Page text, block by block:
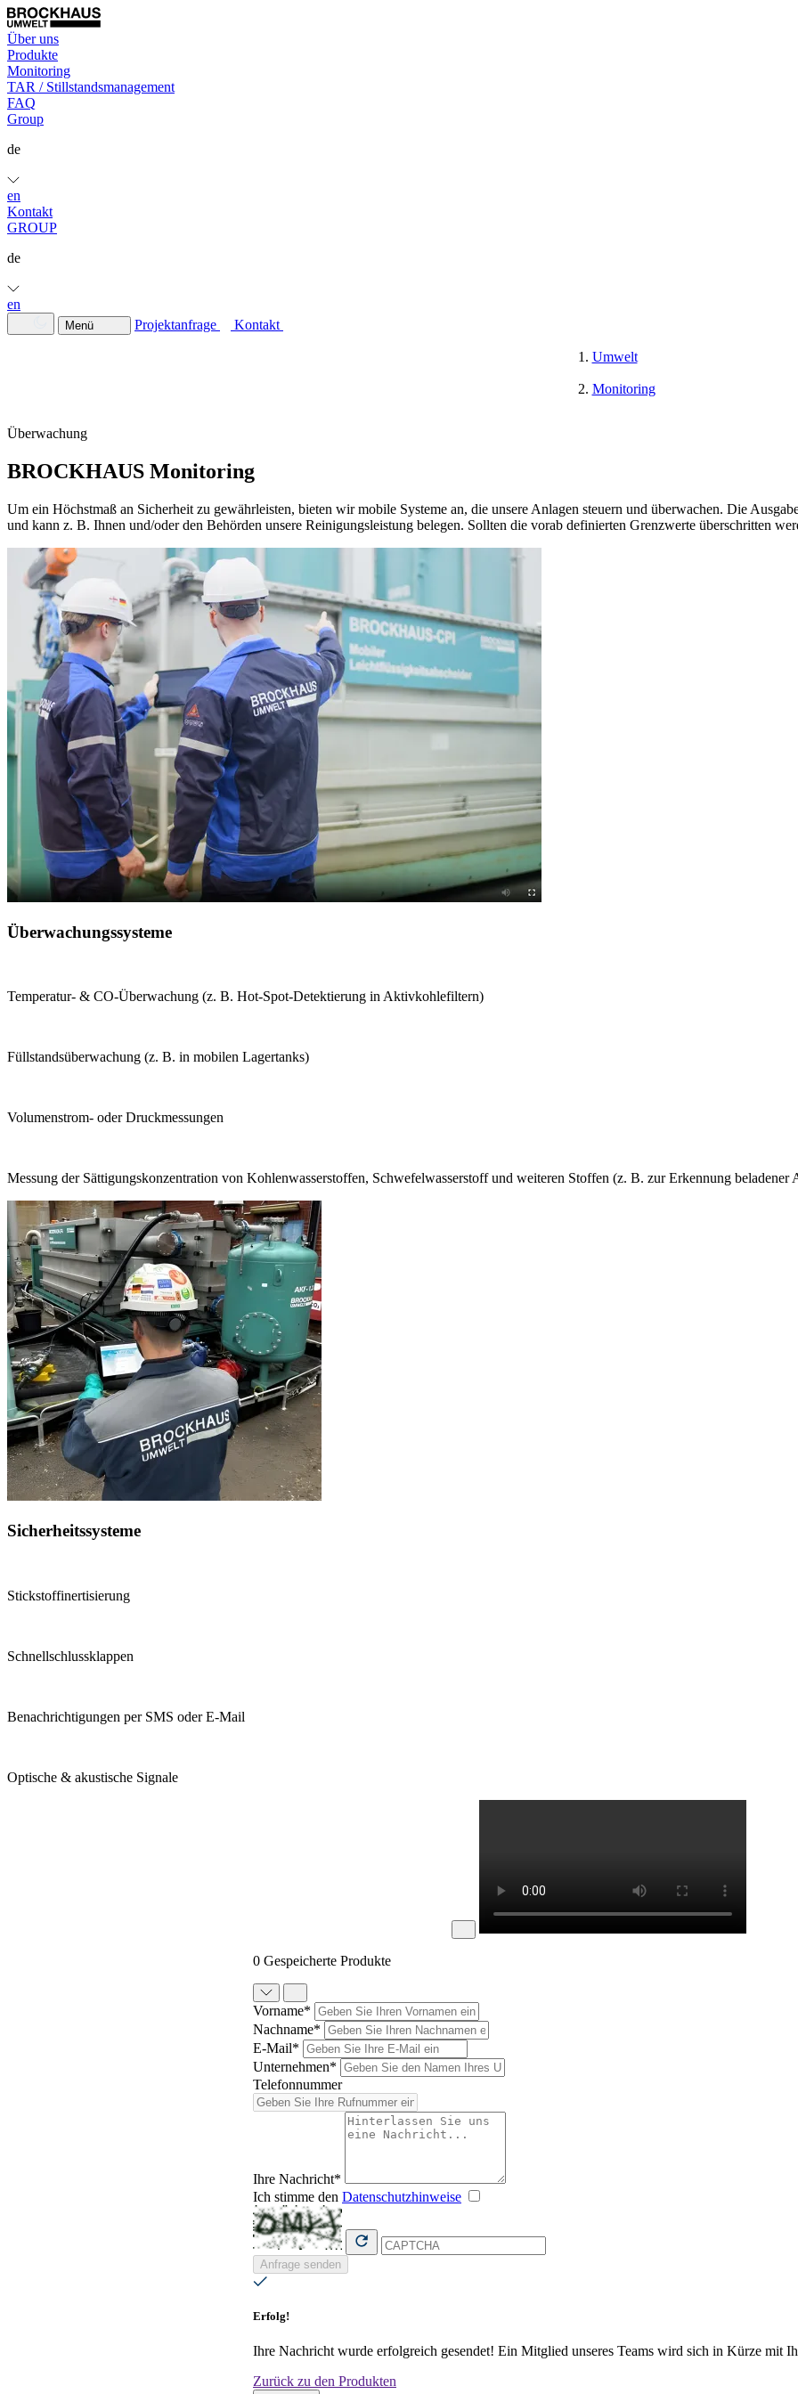
Über uns
Produkte
Monitoring
TAR / Stillstandsmanagement
FAQ
Group
de
en
Kontakt
GROUP
de
en
Menü Projektanfrage Kontakt
Umwelt
Monitoring
Überwachung
BROCKHAUS Monitoring
Um ein Höchstmaß an Sicherheit zu gewährleisten, bieten wir mobile Systeme an, die unsere Anlagen steuern und überwachen. Die
und kann z. B. Ihnen und/oder den Behörden unsere Reinigungsleistung belegen. Sollten die vorab definierten Grenzwerte überschritten
Überwachungssysteme
Temperatur- & CO-Überwachung (z. B. Hot-Spot-Detektierung in Aktivkohlefiltern)
Füllstandsüberwachung (z. B. in mobilen Lagertanks)
Volumenstrom- oder Druckmessungen
Messung der Sättigungskonzentration von Kohlenwasserstoffen, Schwefelwasserstoff und weiteren Stoffen (z. B. zur Erkennung
Sicherheitssysteme
Stickstoffinertisierung
Schnellschlussklappen
Benachrichtigungen per SMS oder E-Mail
Optische & akustische Signale
0 Gespeicherte Produkte
Vorname*
Nachname*
E-Mail*
Unternehmen*
Telefonnummer
Ihre Nachricht*
Ich stimme den Datenschutzhinweise
Anfrage senden
Erfolg!
Ihre Nachricht wurde erfolgreich gesendet! Ein Mitglied unseres Teams wird sich in Kürze mit
Zurück zu den Produkten